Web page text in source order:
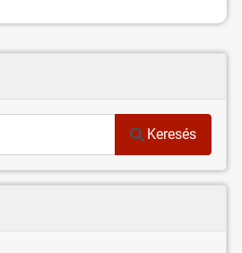
Keresés